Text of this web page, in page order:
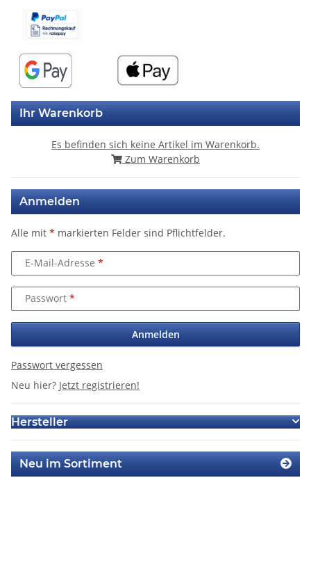
Ihr Warenkorb
Es befinden sich keine Artikel im Warenkorb.
Zum Warenkorb
Anmelden
Alle mit * markierten Felder sind Pflichtfelder.
E-Mail-Adresse
Passwort
Anmelden
Passwort vergessen
Neu hier? Jetzt registrieren!
Hersteller
Neu im Sortiment